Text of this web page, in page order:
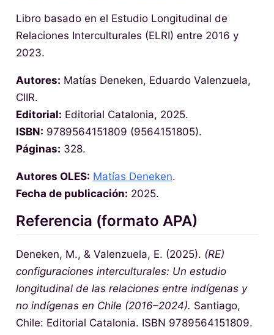
Libro basado en el Estudio Longitudinal de
Relaciones Interculturales (ELRI) entre 2016 y
2023.
Autores: Matías Deneken, Eduardo Valenzuela,
CIIR.
Editorial: Editorial Catalonia, 2025.
ISBN: 9789564151809 (9564151805).
Páginas: 328.
Autores OLES: Matías Deneken.
Fecha de publicación: 2025.
Referencia (formato APA)
Deneken, M., & Valenzuela, E. (2025). (RE)
configuraciones interculturales: Un estudio
longitudinal de las relaciones entre indígenas y
no indígenas en Chile (2016–2024). Santiago,
Chile: Editorial Catalonia. ISBN 9789564151809.